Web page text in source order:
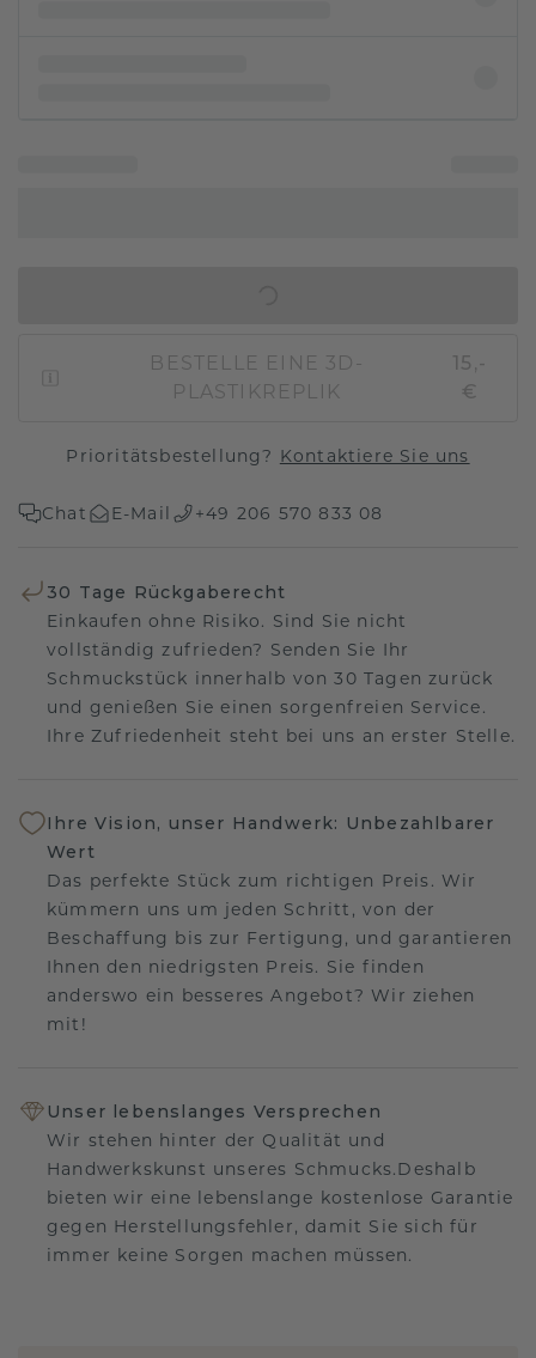
BESTELLE EINE 3D-
PLASTIKREPLIK
15,-
€
Prioritätsbestellung? Kontaktiere Sie uns
Chat E-Mail +49 206 570 833 08
30 Tage Rückgaberecht
Einkaufen ohne Risiko. Sind Sie nicht
vollständig zufrieden? Senden Sie Ihr
Schmuckstück innerhalb von 30 Tagen zurück
und genießen Sie einen sorgenfreien Service.
Ihre Zufriedenheit steht bei uns an erster Stelle.
Ihre Vision, unser Handwerk: Unbezahlbarer
Wert
Das perfekte Stück zum richtigen Preis. Wir
kümmern uns um jeden Schritt, von der
Beschaffung bis zur Fertigung, und garantieren
Ihnen den niedrigsten Preis. Sie finden
anderswo ein besseres Angebot? Wir ziehen
mit!
Unser lebenslanges Versprechen
Wir stehen hinter der Qualität und
Handwerkskunst unseres Schmucks.Deshalb
bieten wir eine lebenslange kostenlose Garantie
gegen Herstellungsfehler, damit Sie sich für
immer keine Sorgen machen müssen.